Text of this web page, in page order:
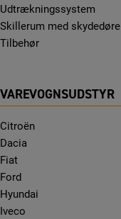
Udtrækningssystem
Skillerum med skydedøre
Tilbehør
VAREVOGNSUDSTYR
Citroën
Dacia
Fiat
Ford
Hyundai
Iveco